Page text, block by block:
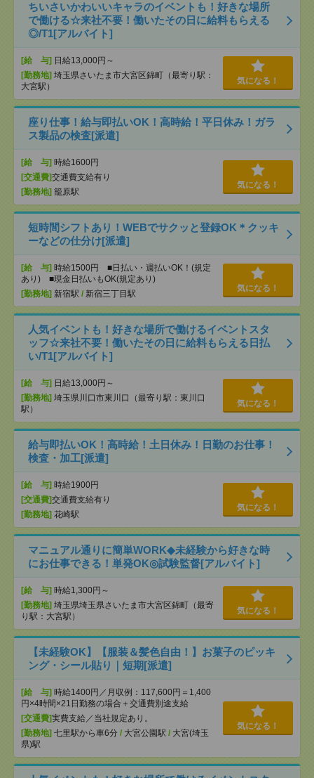
ちいさいかわいいキャラのイベントも！好きな場所
で働ける☆来社不要！働いたその日に給料もらえる
◎/T1[アルバイト]
[給 与] 日給13,000円～
[勤務地] 埼玉県さいたま市大宮区錦町（最寄り駅：
大宮駅）
気になる！
座り仕事！給与即払いOK！高時給！平日休み！ガラ
ス製品の検査[派遣]
[給 与] 時給1600円
[交通費]交通費支給有り
[勤務地] 籠原駅
気になる！
短時間シフトあり！WEBでサクッと登録OK＊クッキ
ーなどの仕分け[派遣]
[給 与] 時給1500円 ■日払い・週払いOK！(規定
あり) ■現金日払いもOK(規定あり)
[勤務地] 新宿駅 / 新宿三丁目駅
気になる！
人気イベントも！好きな場所で働けるイベントスタ
ッフ☆来社不要！働いたその日に給料もらえる日払
い/T1[アルバイト]
[給 与] 日給13,000円～
[勤務地] 埼玉県川口市東川口（最寄り駅：東川口
駅）
気になる！
給与即払いOK！高時給！土日休み！日勤のお仕事！
検査・加工[派遣]
[給 与] 時給1900円
[交通費]交通費支給有り
[勤務地] 花崎駅
気になる！
マニュアル通りに簡単WORK◆未経験から好きな時
にお仕事できる！単発OK◎試験監督[アルバイト]
[給 与] 時給1,300円～
[勤務地] 埼玉県埼玉県さいたま市大宮区錦町（最寄
り駅：大宮駅）
気になる！
【未経験OK】【服装＆髪色自由！】お菓子のピッキ
ング・シール貼り｜短期[派遣]
[給 与] 時給1400円／月収例：117,600円＝1,400
円×4時間×21日勤務の場合＋交通費別途支給
[交通費]実費支給／当社規定あり。
[勤務地] 七里駅から車6分 / 大宮公園駅 / 大宮(埼玉
県)駅
気になる！